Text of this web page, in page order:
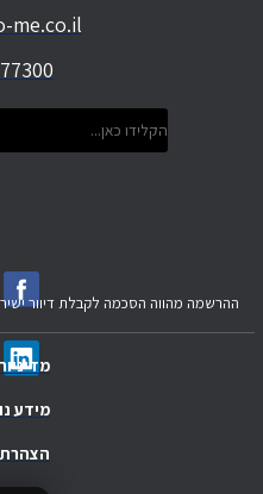
me.co.il
מידע
הצהרת
ההרשמה מהווה הסכמה לקבלת דיוור